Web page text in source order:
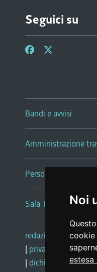
Noi
cookie
estesa
Seguici su
Bandi e avvisi
Amministrazione
Persone e Uffici
Sala Tiziano Tessitori
redazione web |
| privacy
social
| dichiarazione di